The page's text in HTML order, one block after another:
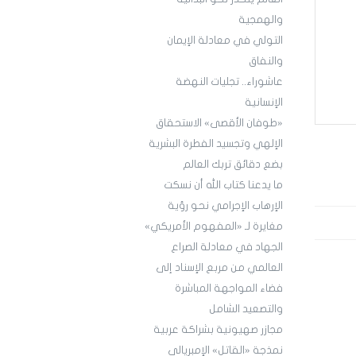
والهمجية
التولي في معادلة الإيمان
والنفاق
عاشوراء.. تجليات النهضة
الإنسانية
«طوفان الأقصى» الاستحقاق
الإلهي وتجسيد الفطرة البشرية
بضع دقائق تربك العالم
ما يدعنا كتاب الله أن نسكت
الإرهاب الإجرامي نحو رؤية
مغايرة لـ «المفهوم الأمريكي»
الجهاد في معادلة الصراع
العالمي من مربع الإسناد إلى
فضاء المواجهة المباشرة
والتصعيد الشامل
مجازر صهيونية بشراكة عربية
نمذجة «القاتل» الإمبريالي